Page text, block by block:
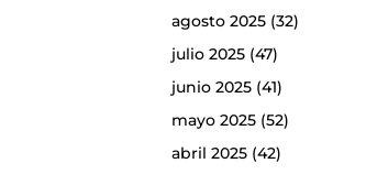
agosto 2025 (32)
julio 2025 (47)
junio 2025 (41)
mayo 2025 (52)
abril 2025 (42)